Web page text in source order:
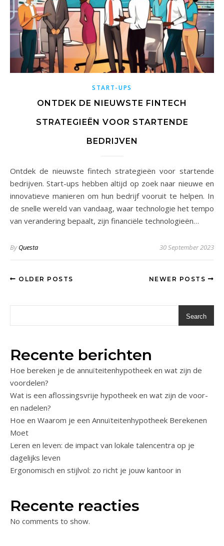
START-UPS
ONTDEK DE NIEUWSTE FINTECH
STRATEGIEËN VOOR STARTENDE
BEDRIJVEN
Ontdek de nieuwste fintech strategieën voor startende
bedrijven. Start-ups hebben altijd op zoek naar nieuwe en
innovatieve manieren om hun bedrijf vooruit te helpen. In
de snelle wereld van vandaag, waar technologie het tempo
van verandering bepaalt, zijn financiële technologieën…
ByQuesta 30 September 2023
OLDER POSTS NEWER POSTS
Search
Recente berichten
Hoe bereken je de annuïteitenhypotheek en wat zijn de
voordelen?
Wat is een aflossingsvrije hypotheek en wat zijn de voor-
en nadelen?
Hoe en Waarom je een Annuïteitenhypotheek Berekenen
Moet
Leren en leven: de impact van lokale talencentra op je
dagelijks leven
Ergonomisch en stijlvol: zo richt je jouw kantoor in
Recente reacties
No comments to show.